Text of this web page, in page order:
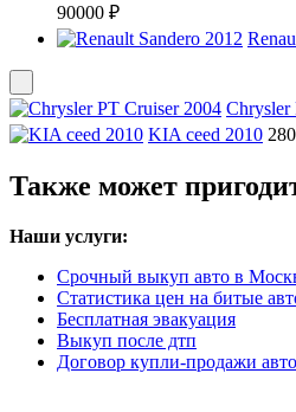
90000 ₽
Chrysler
KIA ceed 2010
Также может
Наши услуги:
Срочный выкуп авто в
Статистика цен на битые
Бесплатная эвакуация
Выкуп после дтп
Договор купли-продажи